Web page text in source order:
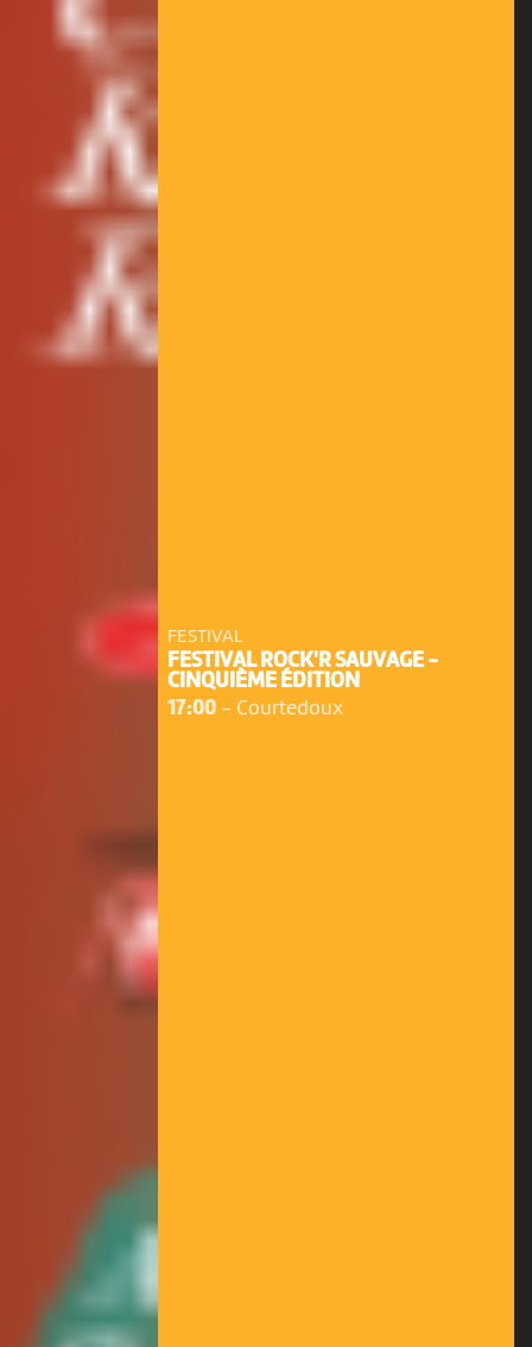
FESTIVAL
FESTIVAL ROCK'R SAUVAGE -
CINQUIÈME ÉDITION
17:00- Courtedoux